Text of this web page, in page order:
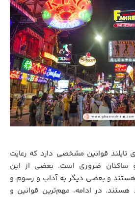
تایلند قوانین مشخصی دارد که رعایت
ساکنان ضروری است. بعضی از این
و بعضی دیگر به آداب و رسوم و
هستند. در ادامه، مهم‌ترین قوانین و